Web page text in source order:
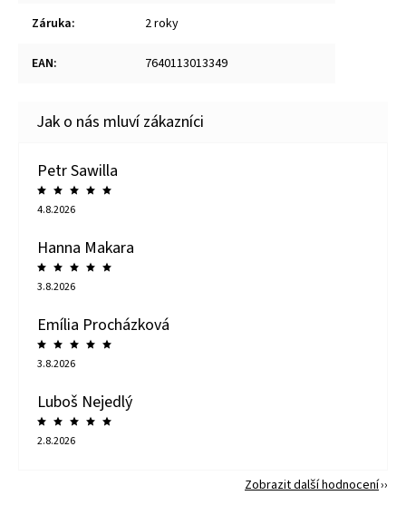
Záruka: 2 roky
EAN: 7640113013349
Petr Sawilla
4.8.2026
Hanna Makara
3.8.2026
Emília Procházková
3.8.2026
Luboš Nejedlý
2.8.2026
Zobrazit další hodnocení